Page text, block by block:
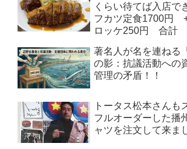
くらい待てば入店で
フカツ定食1700円
ロッケ250円 合計
著名人が名を連ねる
の影：抗議活動への
管理の矛盾！！
トータス松本さんも
フルオーダーした播
ャツを注文して来ま